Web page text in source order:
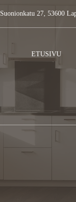
Suonionkatu 27, 53600
ETUSIVU